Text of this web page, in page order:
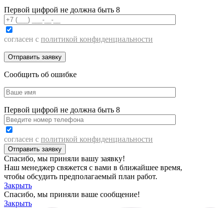
Первой цифрой не должна быть 8
согласен с политикой конфиденциальности
Сообщить об ошибке
Первой цифрой не должна быть 8
согласен с политикой конфиденциальности
Спасибо, мы приняли вашу заявку!
Наш менеджер свяжется с вами в ближайшее время,
чтобы обсудить предполагаемый план работ.
Закрыть
Спасибо, мы приняли ваше сообщение!
Закрыть